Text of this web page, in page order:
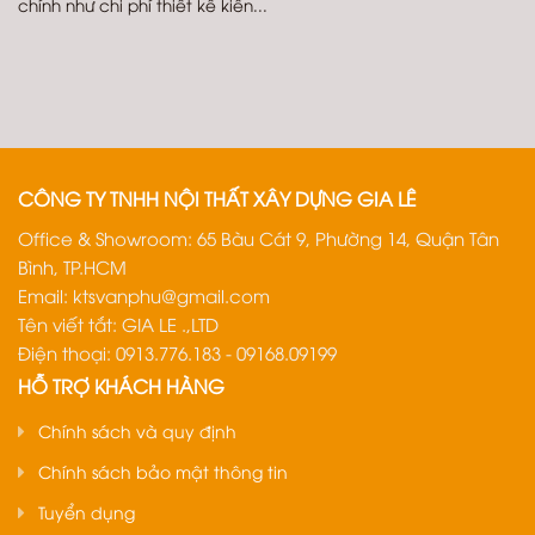
CÔNG TY TNHH NỘI THẤT XÂY DỰNG GIA LÊ
Office & Showroom: 65 Bàu Cát 9, Phường 14, Quận Tân
Bình, TP.HCM
Email: ktsvanphu@gmail.com
Tên viết tắt: GIA LE .,LTD
Điện thoại: 0913.776.183 - 09168.09199
HỖ TRỢ KHÁCH HÀNG
Chính sách và quy định
Chính sách bảo mật thông tin
Tuyển dụng